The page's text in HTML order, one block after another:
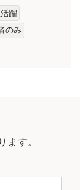
躍
のみ
ます。